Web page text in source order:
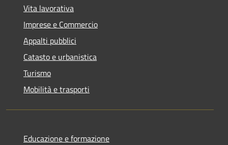
Vita lavorativa
Imprese e Commercio
Appalti pubblici
Catasto e urbanistica
Turismo
Mobilità e trasporti
Educazione e formazione